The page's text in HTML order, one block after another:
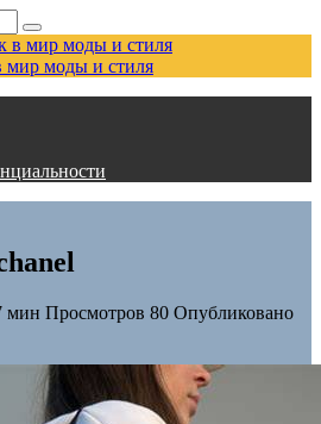
мир моды и стиля
мин Просмотров 80 Опубликовано